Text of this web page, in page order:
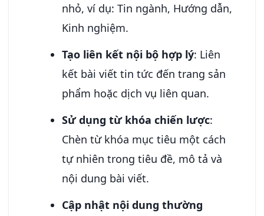
nhỏ, ví dụ: Tin ngành, Hướng dẫn,
Kinh nghiệm.
Tạo liên kết nội bộ hợp lý: Liên
kết bài viết tin tức đến trang sản
phẩm hoặc dịch vụ liên quan.
Sử dụng từ khóa chiến lược:
Chèn từ khóa mục tiêu một cách
tự nhiên trong tiêu đề, mô tả và
nội dung bài viết.
Cập nhật nội dung thường